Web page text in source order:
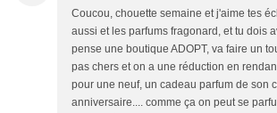
Coucou, chouette semaine et j'aime tes
aussi et les parfums fragonard, et tu dois
pense une boutique ADOPT, va faire un
pas chers et on a une réduction en
pour une neuf, un cadeau parfum de son
anniversaire.... comme ça on peut se